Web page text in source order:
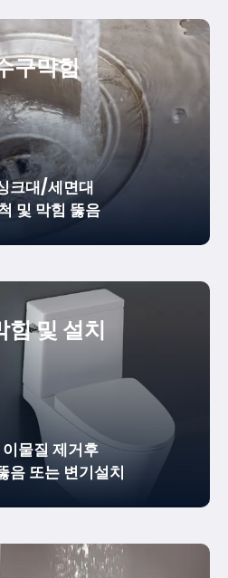
구막힘
크대/세면대
및 막힘 뚫음
힘 및 설치
이물질 제거후
음 또는 변기설치